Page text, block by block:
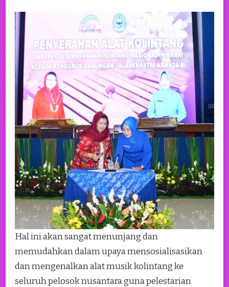
Hal ini akan sangat menunjang dan
memudahkan dalam upaya mensosialisasikan
dan mengenalkan alat musik kolintang ke
seluruh pelosok nusantara guna pelestarian